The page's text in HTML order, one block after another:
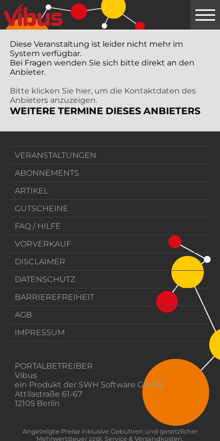
Springe
zum
Hauptinhalt
Diese Veranstaltung ist leider nicht mehr im
System verfügbar.
Bei Fragen wenden Sie sich bitte direkt an den
Anbieter.
Bitte klicken Sie hier, um die Kontaktdaten des
Anbieters anzuzeigen.
WEITERE TERMINE DIESES ANBIETERS
VERANSTALTUNGEN
ABONNEMENTS
ARTIKEL
GUTSCHEINE
FAQ / HILFE
VORVERKAUF
DISCLAIMER
DATENSCHUTZ
BARRIEREFREIHEIT
AGB
IMPRESSUM
PORTALBETREIBER
Vibus
ein Produkt der SWH Software GmbH
Attilastraße 61-67
12105 Berlin
Angezeigte Preise inklusive Gebühren und gesetzlicher
Mehrwertsteuer zzgl. Service & Versandkosten.